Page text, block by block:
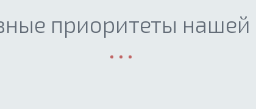
приоритеты